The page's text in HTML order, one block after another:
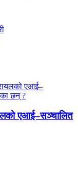
एआई–सञ्चालित